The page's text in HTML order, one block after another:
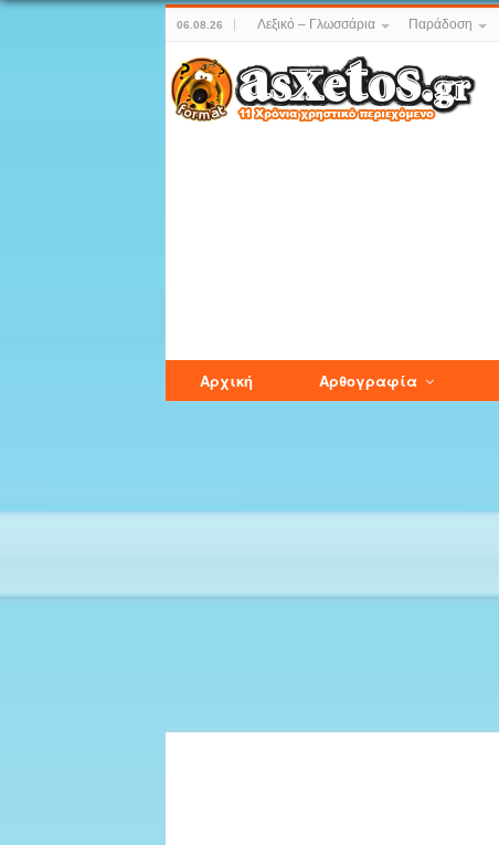
06.08.26 Λεξικό – Γλωσσάρια Παράδοση
Αρχική Αρθογραφία